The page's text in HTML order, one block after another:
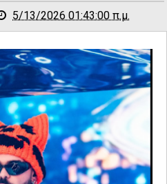
5/13/2026 01:43:00 π.μ.